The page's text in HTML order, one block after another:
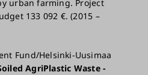
urban farming. Project
133 092 €. (2015 –
Fund/Helsinki-Uusimaa
AgriPlastic Waste -